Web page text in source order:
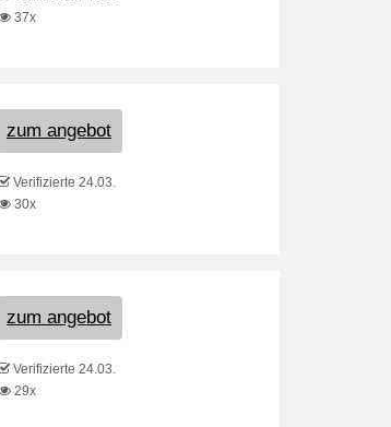
37x
zum angebot
Verifizierte 24.03.
30x
zum angebot
Verifizierte 24.03.
29x